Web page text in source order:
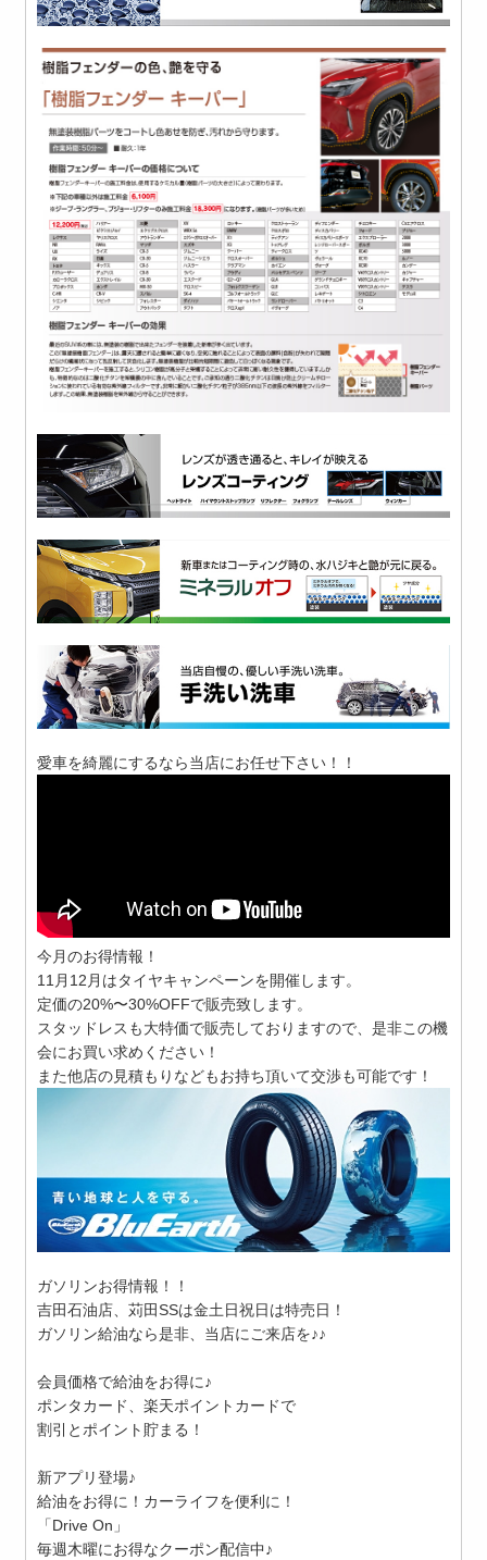
愛車を綺麗にするなら当店にお任せ下さい！！
今月のお得情報！
11月12月はタイヤキャンペーンを開催します。
定価の20%〜30%OFFで販売致します。
スタッドレスも大特価で販売しておりますので、是非この機
会にお買い求めください！
また他店の見積もりなどもお持ち頂いて交渉も可能です！
ガソリンお得情報！！
吉田石油店、苅田SSは金土日祝日は特売日！
ガソリン給油なら是非、当店にご来店を♪♪
会員価格で給油をお得に♪
ポンタカード、楽天ポイントカードで
割引とポイント貯まる！
新アプリ登場♪
給油をお得に！カーライフを便利に！
「Drive On」
毎週木曜にお得なクーポン配信中♪